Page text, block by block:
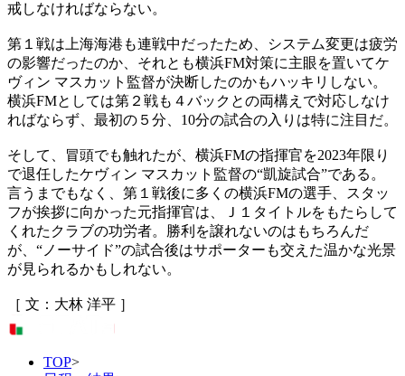
戒しなければならない。
第１戦は上海海港も連戦中だったため、システム変更は疲労
の影響だったのか、それとも横浜FM対策に主眼を置いてケ
ヴィン マスカット監督が決断したのかもハッキリしない。
横浜FMとしては第２戦も４バックとの両構えで対応しなけ
ればならず、最初の５分、10分の試合の入りは特に注目だ。
そして、冒頭でも触れたが、横浜FMの指揮官を2023年限り
で退任したケヴィン マスカット監督の“凱旋試合”である。
言うまでもなく、第１戦後に多くの横浜FMの選手、スタッ
フが挨拶に向かった元指揮官は、Ｊ１タイトルをもたらして
くれたクラブの功労者。勝利を譲れないのはもちろんだ
が、“ノーサイド”の試合後はサポーターも交えた温かな光景
が見られるかもしれない。
［ 文：大林 洋平 ］
TOP>